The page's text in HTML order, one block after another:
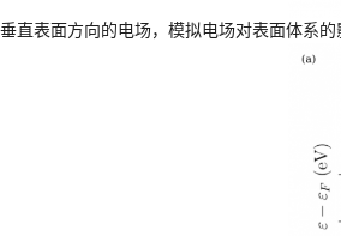
直表面方向的电场，模拟电场对表面体系的